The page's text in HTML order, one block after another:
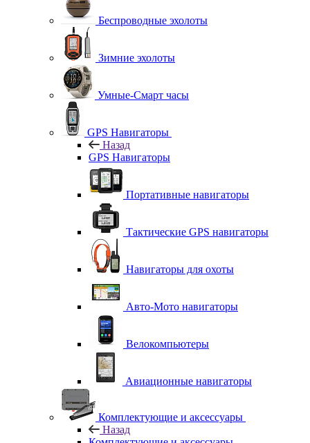
Беспроводные эхолоты
Зимние эхолоты
Умные-Смарт часы
GPS Навигаторы
Назад
GPS Навигаторы
Портативные навигаторы
Тактические GPS навигаторы
Навигаторы для охоты
Авто-Мото навигаторы
Велокомпьютеры
Авиационные навигаторы
Комплектующие и аксессуары
Назад